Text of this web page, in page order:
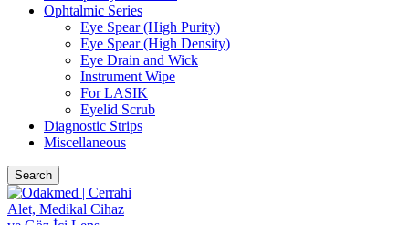
Ophtalmic Series
Eye Spear (High Purity)
Eye Spear (High Density)
Eye Drain and Wick
Instrument Wipe
For LASIK
Eyelid Scrub
Diagnostic Strips
Miscellaneous
Search